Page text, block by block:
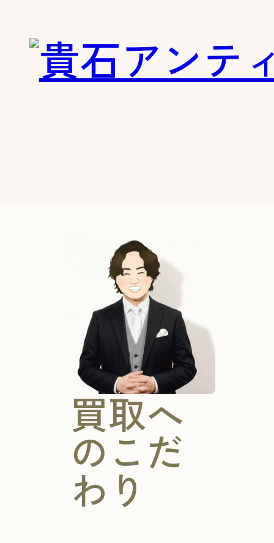
買取へ
のこだ
わり